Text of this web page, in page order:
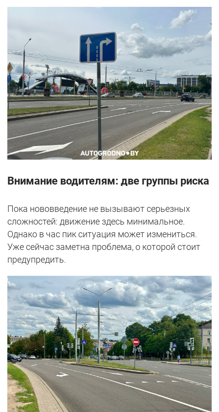
Внимание водителям: две группы риска
Пока нововведение не вызывают серьезных
сложностей: движение здесь минимальное.
Однако в час пик ситуация может измениться.
Уже сейчас заметна проблема, о которой стоит
предупредить.